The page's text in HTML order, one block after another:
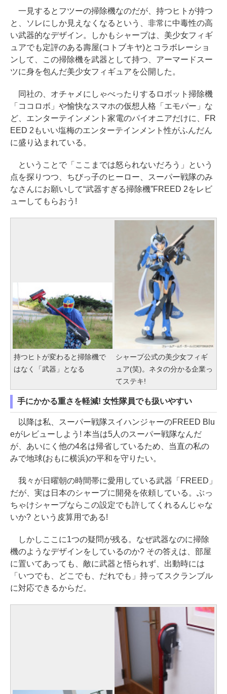
一見するとフツーの掃除機なのだが、持つヒトが持つ
と、ソレにしか見えなくなるという、非常に中毒性の高
い武器的なデザイン。しかもシャープは、美少女フィギ
ュアでも定評のある壽屋(コトブキヤ)とコラボレーショ
ンして、この掃除機を武器として持つ、アーマードスー
ツに身を包んだ美少女フィギュアを公開した。
同社の、オチャメにしゃべったりするロボット掃除機
「ココロボ」や愉快なスマホの仮想人格「エモパー」な
ど、エンターテインメント家電のパイオニアだけに、FR
EED 2もいい塩梅のエンターテインメント性がふんだん
に盛り込まれている。
ということで「ここまでは怒られないだろう」という
点を探りつつ、ちびっ子のヒーロー、スーパー戦隊のみ
なさんにお願いして“武器すぎる掃除機”FREED 2をレビ
ューしてもらおう!
持つヒトが変わると掃除機で
はなく「武器」となる
シャープ公式の美少女フィギ
ュア(笑)。ネタの分かる企業っ
てステキ!
手にかかる重さを軽減! 女性隊員でも扱いやすい
以降は私、スーパー戦隊スイハンジャーのFREED Blu
eがレビューしよう! 本当は5人のスーパー戦隊なんだ
が、あいにく他の4名は帰省しているため、当直の私の
みで地球(おもに横浜)の平和を守りたい。
我々が日曜朝の時間帯に愛用している武器「FREED」
だが、実は日本のシャープに開発を依頼している。ぶっ
ちゃけシャープならこの設定でも許してくれるんじゃな
いか? という皮算用である!
しかしここに1つの疑問が残る。なぜ武器なのに掃除
機のようなデザインをしているのか? その答えは、部屋
に置いてあっても、敵に武器と悟られず、出動時には
「いつでも、どこでも、だれでも」持ってスクランブル
に対応できるからだ。